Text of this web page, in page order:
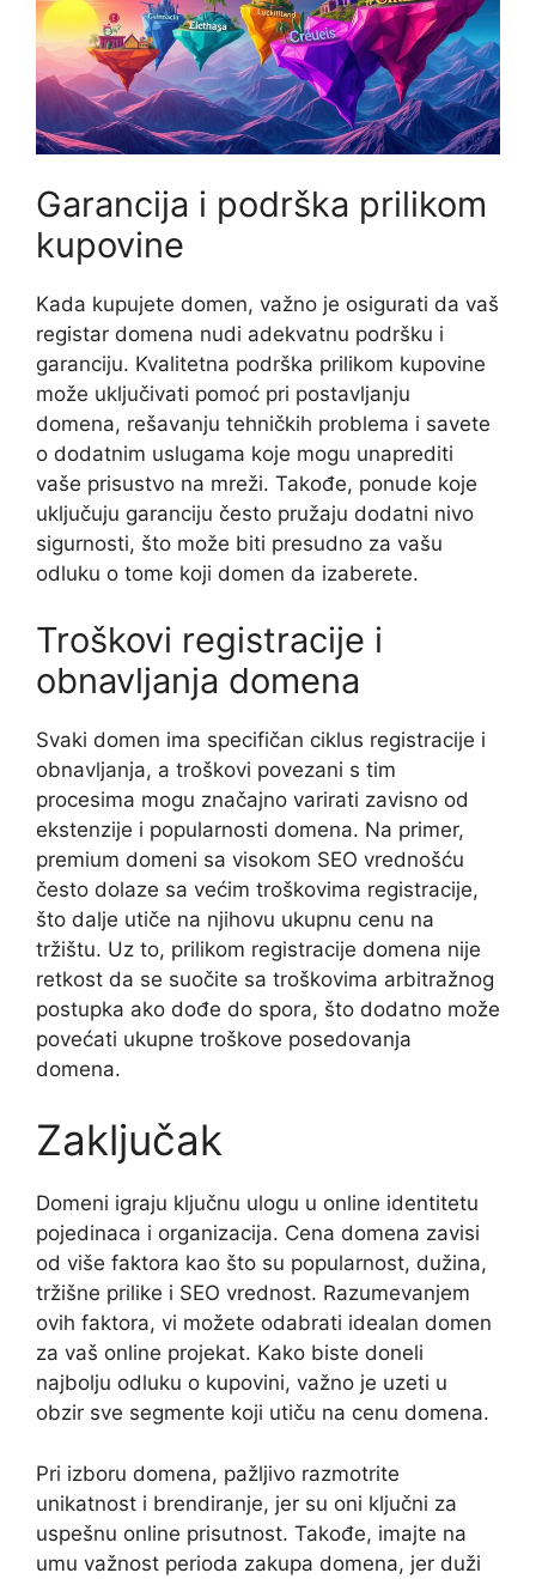
Garancija i podrška prilikom
kupovine
Kada kupujete domen, važno je osigurati da vaš
registar domena nudi adekvatnu podršku i
garanciju. Kvalitetna podrška prilikom kupovine
može uključivati pomoć pri postavljanju
domena, rešavanju tehničkih problema i savete
o dodatnim uslugama koje mogu unaprediti
vaše prisustvo na mreži. Takođe, ponude koje
uključuju garanciju često pružaju dodatni nivo
sigurnosti, što može biti presudno za vašu
odluku o tome koji domen da izaberete.
Troškovi registracije i
obnavljanja domena
Svaki domen ima specifičan ciklus registracije i
obnavljanja, a troškovi povezani s tim
procesima mogu značajno varirati zavisno od
ekstenzije i popularnosti domena. Na primer,
premium domeni sa visokom SEO vrednošću
često dolaze sa većim troškovima registracije,
što dalje utiče na njihovu ukupnu cenu na
tržištu. Uz to, prilikom registracije domena nije
retkost da se suočite sa troškovima arbitražnog
postupka ako dođe do spora, što dodatno može
povećati ukupne troškove posedovanja
domena.
Zaključak
Domeni igraju ključnu ulogu u online identitetu
pojedinaca i organizacija. Cena domena zavisi
od više faktora kao što su popularnost, dužina,
tržišne prilike i SEO vrednost. Razumevanjem
ovih faktora, vi možete odabrati idealan domen
za vaš online projekat. Kako biste doneli
najbolju odluku o kupovini, važno je uzeti u
obzir sve segmente koji utiču na cenu domena.
Pri izboru domena, pažljivo razmotrite
unikatnost i brendiranje, jer su oni ključni za
uspešnu online prisutnost. Takođe, imajte na
umu važnost perioda zakupa domena, jer duži